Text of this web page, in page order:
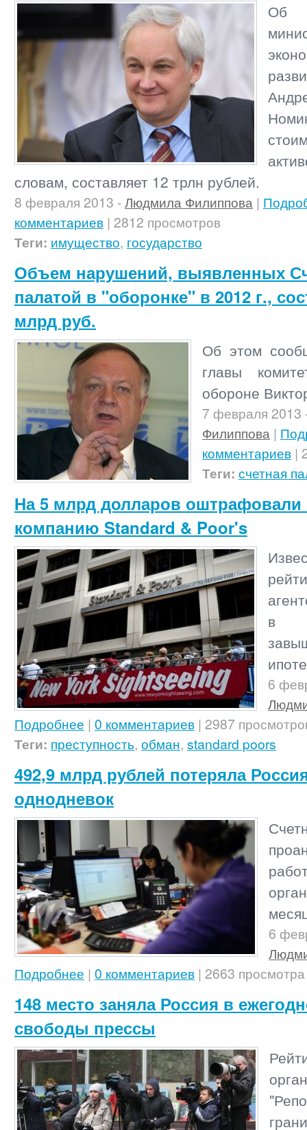
Об
словам, составляет 12 трлн рублей.
8 февраля 2013 -Людмила Филиппова |
комментариев | 2812 просмотров
Теги: имущество, государство
Объем нарушений, выявленных
палатой в "оборонке" в 2012 г.,
млрд руб.
Об этом
главы
обороне
7 февраля 2013
Филиппова |
комментариев |
Теги: счетная
На 5 млрд долларов
компанию Standard & Poor's
в
6
Подробнее | 0 комментариев | 2987
Теги: преступность, обман, standard poors
492,9 млрд рублей потеряла
однодневок
6
Подробнее | 0 комментариев | 2663 просмотра
148 место заняла Россия в
свободы прессы